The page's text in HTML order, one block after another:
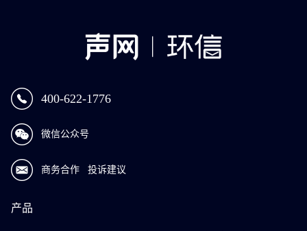
400-622-1776
微信公众号
商务合作 投诉建议
产品